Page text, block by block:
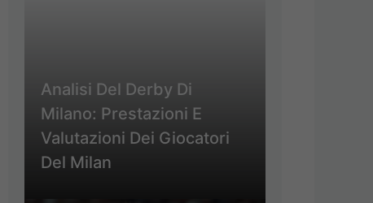
Analisi Del Derby Di
Milano: Prestazioni E
Valutazioni Dei Giocatori
Del Milan